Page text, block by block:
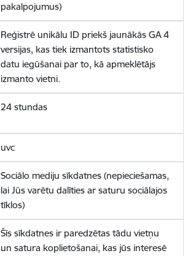
pakalpojumus)
Reģistrē unikālu ID priekš jaunākās GA 4
versijas, kas tiek izmantots statistisko
datu iegūšanai par to, kā apmeklētājs
izmanto vietni.
24 stundas
uvc
Sociālo mediju sīkdatnes (nepieciešamas,
lai Jūs varētu dalīties ar saturu sociālajos
tīklos)
Šīs sīkdatnes ir paredzētas tādu vietņu
un satura koplietošanai, kas jūs interesē